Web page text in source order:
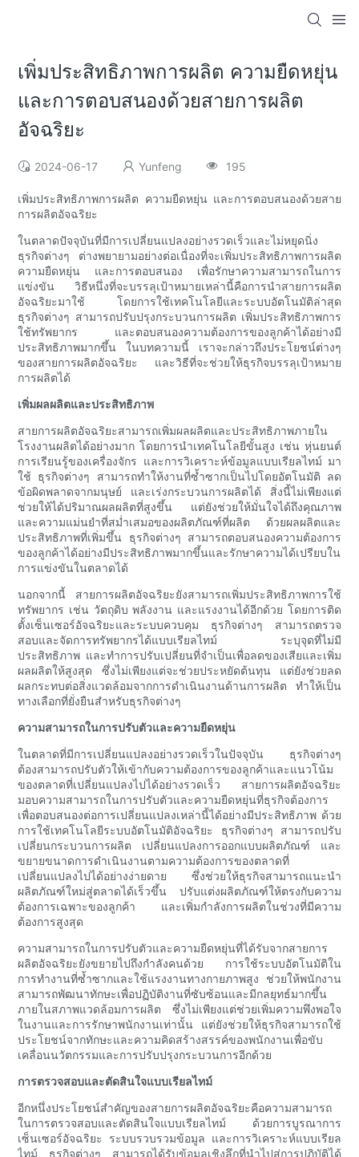
เพิ่มประสิทธิภาพการผลิต ความยืดหยุ่น
และการตอบสนองด้วยสายการผลิต
อัจฉริยะ
2024-06-17 Yunfeng 195
เพิ่มประสิทธิภาพการผลิต ความยืดหยุ่น และการตอบสนองด้วยสาย
การผลิตอัจฉริยะ
ในตลาดปัจจุบันที่มีการเปลี่ยนแปลงอย่างรวดเร็วและไม่หยุดนิ่ง
ธุรกิจต่างๆ ต่างพยายามอย่างต่อเนื่องที่จะเพิ่มประสิทธิภาพการผลิต
ความยืดหยุ่น และการตอบสนอง เพื่อรักษาความสามารถในการ
แข่งขัน วิธีหนึ่งที่จะบรรลุเป้าหมายเหล่านี้คือการนำสายการผลิต
อัจฉริยะมาใช้ โดยการใช้เทคโนโลยีและระบบอัตโนมัติล่าสุด
ธุรกิจต่างๆ สามารถปรับปรุงกระบวนการผลิต เพิ่มประสิทธิภาพการ
ใช้ทรัพยากร และตอบสนองความต้องการของลูกค้าได้อย่างมี
ประสิทธิภาพมากขึ้น ในบทความนี้ เราจะกล่าวถึงประโยชน์ต่างๆ
ของสายการผลิตอัจฉริยะ และวิธีที่จะช่วยให้ธุรกิจบรรลุเป้าหมาย
การผลิตได้
เพิ่มผลผลิตและประสิทธิภาพ
สายการผลิตอัจฉริยะสามารถเพิ่มผลผลิตและประสิทธิภาพภายใน
โรงงานผลิตได้อย่างมาก โดยการนำเทคโนโลยีขั้นสูง เช่น หุ่นยนต์
การเรียนรู้ของเครื่องจักร และการวิเคราะห์ข้อมูลแบบเรียลไทม์ มา
ใช้ ธุรกิจต่างๆ สามารถทำให้งานที่ซ้ำซากเป็นไปโดยอัตโนมัติ ลด
ข้อผิดพลาดจากมนุษย์ และเร่งกระบวนการผลิตได้ สิ่งนี้ไม่เพียงแต่
ช่วยให้ได้ปริมาณผลผลิตที่สูงขึ้น แต่ยังช่วยให้มั่นใจได้ถึงคุณภาพ
และความแม่นยำที่สม่ำเสมอของผลิตภัณฑ์ที่ผลิต ด้วยผลผลิตและ
ประสิทธิภาพที่เพิ่มขึ้น ธุรกิจต่างๆ สามารถตอบสนองความต้องการ
ของลูกค้าได้อย่างมีประสิทธิภาพมากขึ้นและรักษาความได้เปรียบใน
การแข่งขันในตลาดได้
นอกจากนี้ สายการผลิตอัจฉริยะยังสามารถเพิ่มประสิทธิภาพการใช้
ทรัพยากร เช่น วัตถุดิบ พลังงาน และแรงงานได้อีกด้วย โดยการติด
ตั้งเซ็นเซอร์อัจฉริยะและระบบควบคุม ธุรกิจต่างๆ สามารถตรวจ
สอบและจัดการทรัพยากรได้แบบเรียลไทม์ ระบุจุดที่ไม่มี
ประสิทธิภาพ และทำการปรับเปลี่ยนที่จำเป็นเพื่อลดของเสียและเพิ่ม
ผลผลิตให้สูงสุด ซึ่งไม่เพียงแต่จะช่วยประหยัดต้นทุน แต่ยังช่วยลด
ผลกระทบต่อสิ่งแวดล้อมจากการดำเนินงานด้านการผลิต ทำให้เป็น
ทางเลือกที่ยั่งยืนสำหรับธุรกิจต่างๆ
ความสามารถในการปรับตัวและความยืดหยุ่น
ในตลาดที่มีการเปลี่ยนแปลงอย่างรวดเร็วในปัจจุบัน ธุรกิจต่างๆ
ต้องสามารถปรับตัวให้เข้ากับความต้องการของลูกค้าและแนวโน้ม
ของตลาดที่เปลี่ยนแปลงไปได้อย่างรวดเร็ว สายการผลิตอัจฉริยะ
มอบความสามารถในการปรับตัวและความยืดหยุ่นที่ธุรกิจต้องการ
เพื่อตอบสนองต่อการเปลี่ยนแปลงเหล่านี้ได้อย่างมีประสิทธิภาพ ด้วย
การใช้เทคโนโลยีระบบอัตโนมัติอัจฉริยะ ธุรกิจต่างๆ สามารถปรับ
เปลี่ยนกระบวนการผลิต เปลี่ยนแปลงการออกแบบผลิตภัณฑ์ และ
ขยายขนาดการดำเนินงานตามความต้องการของตลาดที่
เปลี่ยนแปลงไปได้อย่างง่ายดาย ซึ่งช่วยให้ธุรกิจสามารถแนะนำ
ผลิตภัณฑ์ใหม่สู่ตลาดได้เร็วขึ้น ปรับแต่งผลิตภัณฑ์ให้ตรงกับความ
ต้องการเฉพาะของลูกค้า และเพิ่มกำลังการผลิตในช่วงที่มีความ
ต้องการสูงสุด
ความสามารถในการปรับตัวและความยืดหยุ่นที่ได้รับจากสายการ
ผลิตอัจฉริยะยังขยายไปถึงกำลังคนด้วย การใช้ระบบอัตโนมัติใน
การทำงานที่ซ้ำซากและใช้แรงงานทางกายภาพสูง ช่วยให้พนักงาน
สามารถพัฒนาทักษะเพื่อปฏิบัติงานที่ซับซ้อนและมีกลยุทธ์มากขึ้น
ภายในสภาพแวดล้อมการผลิต ซึ่งไม่เพียงแต่ช่วยเพิ่มความพึงพอใจ
ในงานและการรักษาพนักงานเท่านั้น แต่ยังช่วยให้ธุรกิจสามารถใช้
ประโยชน์จากทักษะและความคิดสร้างสรรค์ของพนักงานเพื่อขับ
เคลื่อนนวัตกรรมและการปรับปรุงกระบวนการอีกด้วย
การตรวจสอบและตัดสินใจแบบเรียลไทม์
อีกหนึ่งประโยชน์สำคัญของสายการผลิตอัจฉริยะคือความสามารถ
ในการตรวจสอบและตัดสินใจแบบเรียลไทม์ ด้วยการบูรณาการ
เซ็นเซอร์อัจฉริยะ ระบบรวบรวมข้อมูล และการวิเคราะห์แบบเรียล
ไทม์ ธุรกิจต่างๆ สามารถได้รับข้อมูลเชิงลึกที่นำไปสู่การปฏิบัติได้